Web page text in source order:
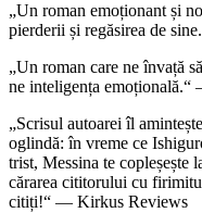
„Un roman emoționant și
pierderii și regăsirea de
„Un roman care ne învață
ne inteligența
„Scrisul autoarei îl
oglindă: în vreme ce
trist, Messina te copleșește
cărarea cititorului cu
citiți!“ — Kirkus Reviews